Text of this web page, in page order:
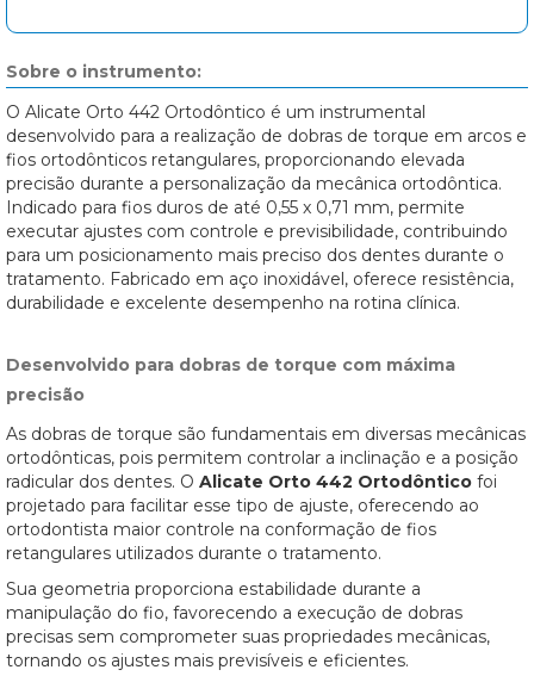
Sobre o instrumento:
O Alicate Orto 442 Ortodôntico é um instrumental
desenvolvido para a realização de dobras de torque em arcos e
fios ortodônticos retangulares, proporcionando elevada
precisão durante a personalização da mecânica ortodôntica.
Indicado para fios duros de até 0,55 x 0,71 mm, permite
executar ajustes com controle e previsibilidade, contribuindo
para um posicionamento mais preciso dos dentes durante o
tratamento. Fabricado em aço inoxidável, oferece resistência,
durabilidade e excelente desempenho na rotina clínica.
Desenvolvido para dobras de torque com máxima
precisão
As dobras de torque são fundamentais em diversas mecânicas
ortodônticas, pois permitem controlar a inclinação e a posição
radicular dos dentes. O Alicate Orto 442 Ortodôntico foi
projetado para facilitar esse tipo de ajuste, oferecendo ao
ortodontista maior controle na conformação de fios
retangulares utilizados durante o tratamento.
Sua geometria proporciona estabilidade durante a
manipulação do fio, favorecendo a execução de dobras
precisas sem comprometer suas propriedades mecânicas,
tornando os ajustes mais previsíveis e eficientes.